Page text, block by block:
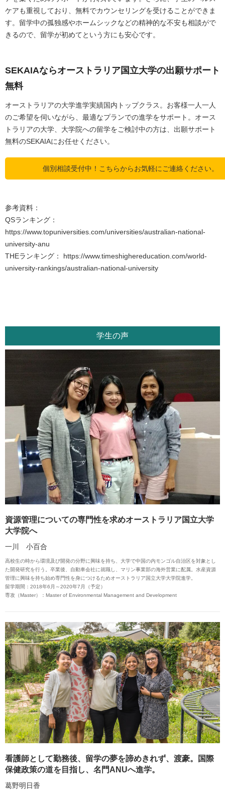
ケアも重視しており、無料でカウンセリングを受けることができま
す。留学中の孤独感やホームシックなどの精神的な不安も相談がで
きるので、留学が初めてという方にも安心です。
SEKAIAならオーストラリア国立大学の出願サポート
無料
オーストラリアの大学進学実績国内トップクラス。お客様一人一人
のご希望を伺いながら、最適なプランでの進学をサポート。オース
トラリアの大学、大学院への留学をご検討中の方は、出願サポート
無料のSEKAIAにお任せください。
個別相談受付中！こちらからお気軽にご連絡ください。
参考資料：
QSランキング：
https://www.topuniversities.com/universities/australian-national-
university-anu
THEランキング： https://www.timeshighereducation.com/world-
university-rankings/australian-national-university
学生の声
資源管理についての専門性を求めオーストラリア国立大学
大学院へ
一川 小百合
高校生の時から環境及び開発の分野に興味を持ち、大学で中国の内モンゴル自治区を対象とし
た開発研究を行う。卒業後、自動車会社に就職し、マリン事業部の海外営業に配属。水産資源
管理に興味を持ち始め専門性を身につけるためオーストラリア国立大学大学院進学。
留学期間：2018年6月～2020年7月（予定）
専攻（Master）：Master of Environmental Management and Development
看護師として勤務後、留学の夢を諦めきれず、渡豪。国際
保健政策の道を目指し、名門ANUへ進学。
葛野明日香